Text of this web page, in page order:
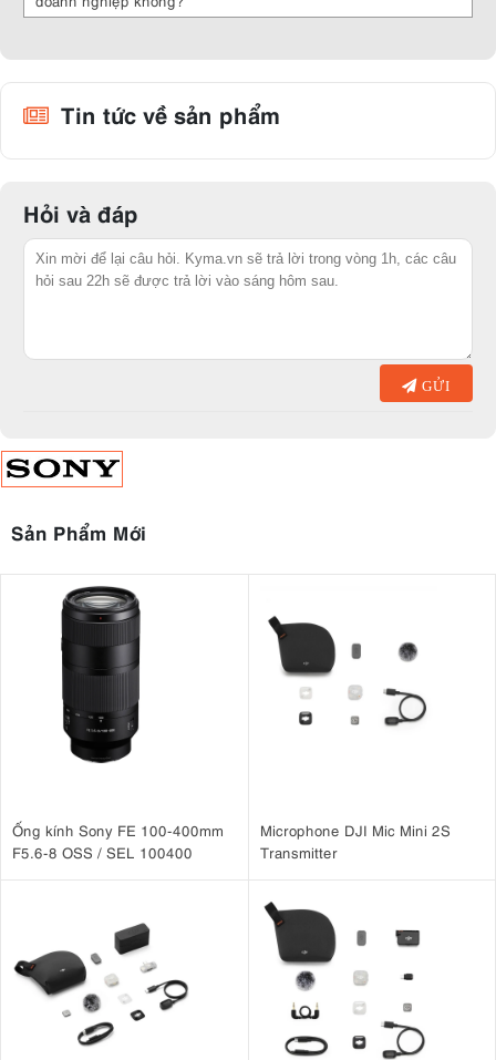
Tin tức về sản phẩm
Hỏi và đáp
GỬI
Sản Phẩm Mới
Ống kính Sony FE 100-400mm
F5.6-8 OSS / SEL 100400
Microphone DJI Mic Mini 2S
Transmitter